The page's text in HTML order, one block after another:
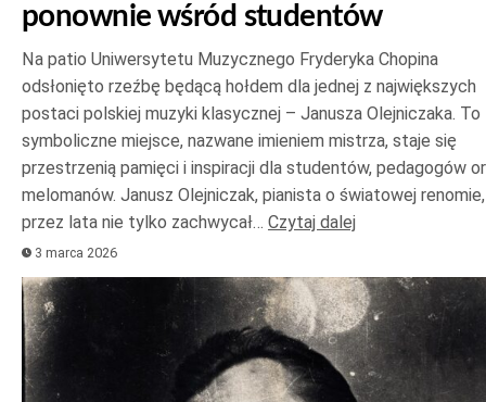
ponownie wśród studentów
Na patio Uniwersytetu Muzycznego Fryderyka Chopina
odsłonięto rzeźbę będącą hołdem dla jednej z największych
postaci polskiej muzyki klasycznej – Janusza Olejniczaka. To
symboliczne miejsce, nazwane imieniem mistrza, staje się
przestrzenią pamięci i inspiracji dla studentów, pedagogów
melomanów. Janusz Olejniczak, pianista o światowej renomie,
przez lata nie tylko zachwycał… Czytaj dalej
3 marca 2026
Odtwarzacz
plików
dźwiękowych